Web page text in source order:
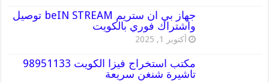
جهاز بي ان ستريم beIN STREAM توصيل
واشتراك فوري بالكويت
أكتوبر 1, 2025
مكتب استخراج فيزا الكويت 98951133
تاشيرة شنغن سريعة